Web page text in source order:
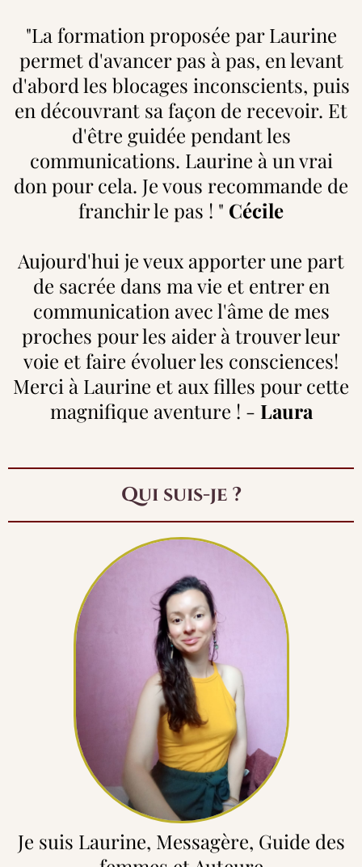
"La formation proposée par Laurine
permet d'avancer pas à pas, en levant
d'abord les blocages inconscients, puis
en découvrant sa façon de recevoir. Et
d'être guidée pendant les
communications. Laurine à un vrai
don pour cela. Je vous recommande de
franchir le pas ! " Cécile
Aujourd'hui je veux apporter une part
de sacrée dans ma vie et entrer en
communication avec l'âme de mes
proches pour les aider à trouver leur
voie et faire évoluer les consciences!
Merci à Laurine et aux filles pour cette
magnifique aventure ! - Laura
Qui suis-je ?
Je suis Laurine, Messagère, Guide des